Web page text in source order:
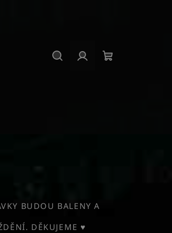
BUDOU BALENY A
DĚKUJEME ♥